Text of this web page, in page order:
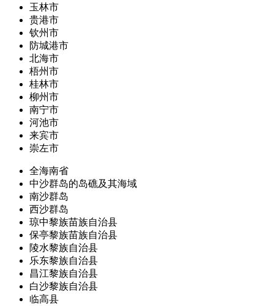
玉林市
贵港市
钦州市
防城港市
北海市
梧州市
桂林市
柳州市
南宁市
河池市
来宾市
崇左市
全海南省
中沙群岛的岛礁及其海域
南沙群岛
西沙群岛
琼中黎族苗族自治县
保亭黎族苗族自治县
陵水黎族自治县
乐东黎族自治县
昌江黎族自治县
白沙黎族自治县
临高县